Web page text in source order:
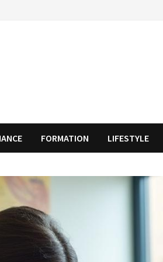
FORMATION LIFESTYLE